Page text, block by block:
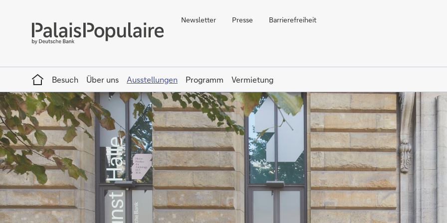
Newsletter Presse Barrierefreiheit
Home
Besuch
Über uns Ausstellungen Programm Vermietung